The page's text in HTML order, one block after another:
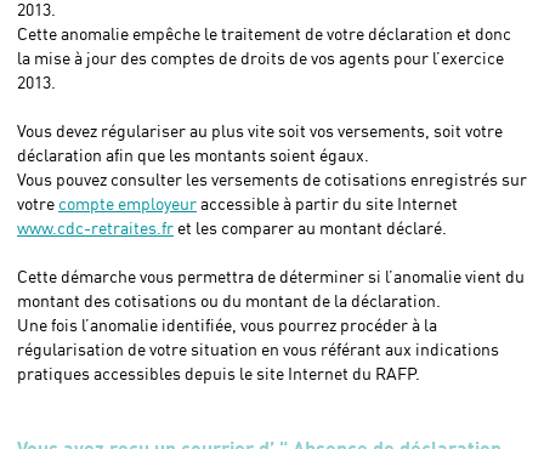
2013.
Cette anomalie empêche le traitement de votre déclaration et donc
la mise à jour des comptes de droits de vos agents pour l’exercice
2013.
Vous devez régulariser au plus vite soit vos versements, soit votre
déclaration afin que les montants soient égaux.
Vous pouvez consulter les versements de cotisations enregistrés sur
votre compte employeur accessible à partir du site Internet
www.cdc-retraites.fr et les comparer au montant déclaré.
Cette démarche vous permettra de déterminer si l’anomalie vient du
montant des cotisations ou du montant de la déclaration.
Une fois l’anomalie identifiée, vous pourrez procéder à la
régularisation de votre situation en vous référant aux indications
pratiques accessibles depuis le site Internet du RAFP.